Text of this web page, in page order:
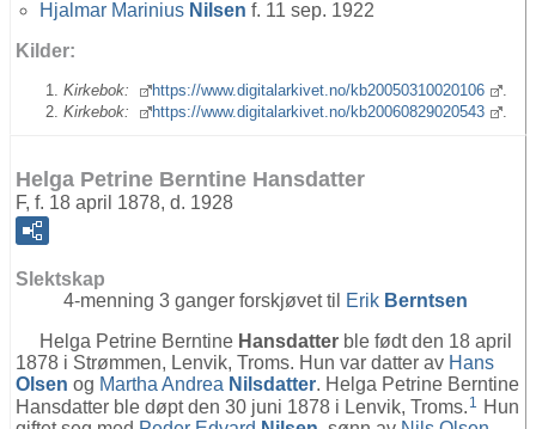
Hjalmar Marinius Nilsen f. 11 sep. 1922
Kilder:
Kirkebok: https://www.digitalarkivet.no/kb20050310020106
Kirkebok:
https://www.digitalarkivet.no/kb20060829020543
Helga Petrine Berntine Hansdatter
F, f. 18 april 1878, d. 1928
Slektskap
4-menning 3 ganger forskjøvet til
Erik Berntsen
Helga Petrine Berntine Hansdatter ble født den 18 april
1878 i Strømmen, Lenvik, Troms. Hun var datter av Hans
Olsen og Martha Andrea Nilsdatter. Helga Petrine Berntine
Hansdatter ble døpt den 30 juni 1878 i Lenvik, Troms. 1 Hun